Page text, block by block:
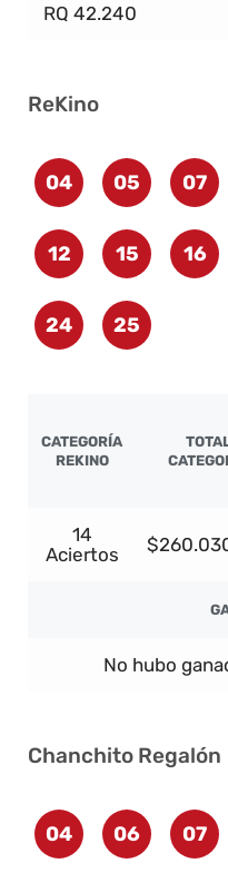
RQ 42.240
ReKino
04 05 07
12 15 16
24 25
CATEGORÍA
REKINO
14
Aciertos
No hubo
Chanchito Regalón
04 06 07